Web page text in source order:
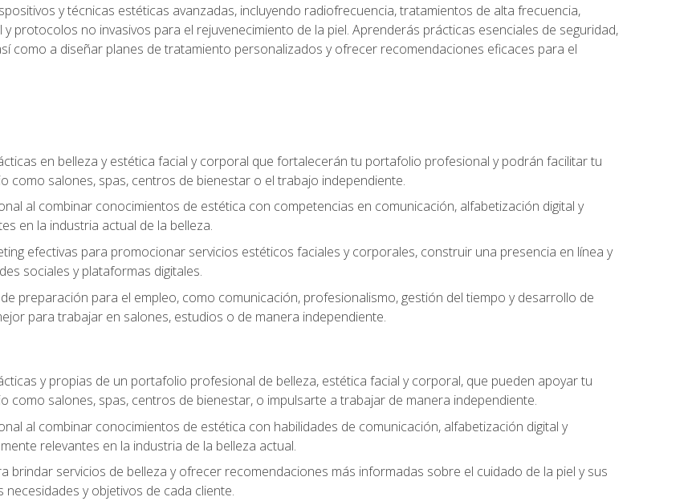
y técnicas estéticas avanzadas, incluyendo radiofrecuencia, tratamientos de alta frecuencia,
protocolos no invasivos para el rejuvenecimiento de la piel. Aprenderás prácticas esenciales de seguridad,
como a diseñar planes de tratamiento personalizados y ofrecer recomendaciones eficaces para el
en belleza y estética facial y corporal que fortalecerán tu portafolio profesional y podrán facilitar tu
como salones, spas, centros de bienestar o el trabajo independiente.
al combinar conocimientos de estética con competencias en comunicación, alfabetización digital y
en la industria actual de la belleza.
efectivas para promocionar servicios estéticos faciales y corporales, construir una presencia en línea y
sociales y plataformas digitales.
preparación para el empleo, como comunicación, profesionalismo, gestión del tiempo y desarrollo de
para trabajar en salones, estudios o de manera independiente.
y propias de un portafolio profesional de belleza, estética facial y corporal, que pueden apoyar tu
como salones, spas, centros de bienestar, o impulsarte a trabajar de manera independiente.
al combinar conocimientos de estética con habilidades de comunicación, alfabetización digital y
relevantes en la industria de la belleza actual.
brindar servicios de belleza y ofrecer recomendaciones más informadas sobre el cuidado de la piel y sus
y objetivos de cada cliente.